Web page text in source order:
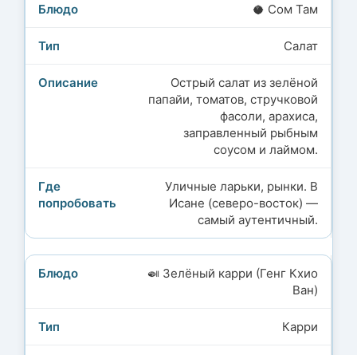
🥥 Сом Там
Салат
Острый салат из зелёной
папайи, томатов, стручковой
фасоли, арахиса,
заправленный рыбным
соусом и лаймом.
Уличные ларьки, рынки. В
Исане (северо-восток) —
самый аутентичный.
🍛 Зелёный карри (Генг Кхио
Ван)
Карри